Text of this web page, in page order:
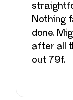
Nothing
done.
after all
out 79f.